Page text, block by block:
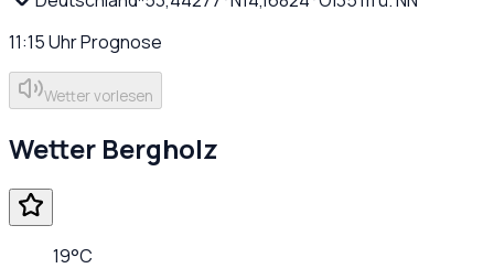
11:15UhrPrognose
Wetter vorlesen
Wetter Bergholz
19°C